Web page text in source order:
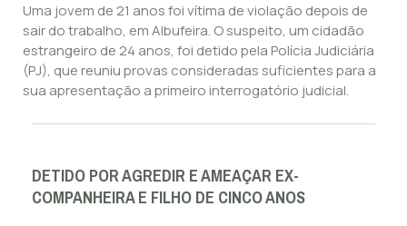
Uma jovem de 21 anos foi vítima de violação depois de
sair do trabalho, em Albufeira. O suspeito, um cidadão
estrangeiro de 24 anos, foi detido pela Polícia Judiciária
(PJ), que reuniu provas consideradas suficientes para a
sua apresentação a primeiro interrogatório judicial.
DETIDO POR AGREDIR E AMEAÇAR EX-
COMPANHEIRA E FILHO DE CINCO ANOS